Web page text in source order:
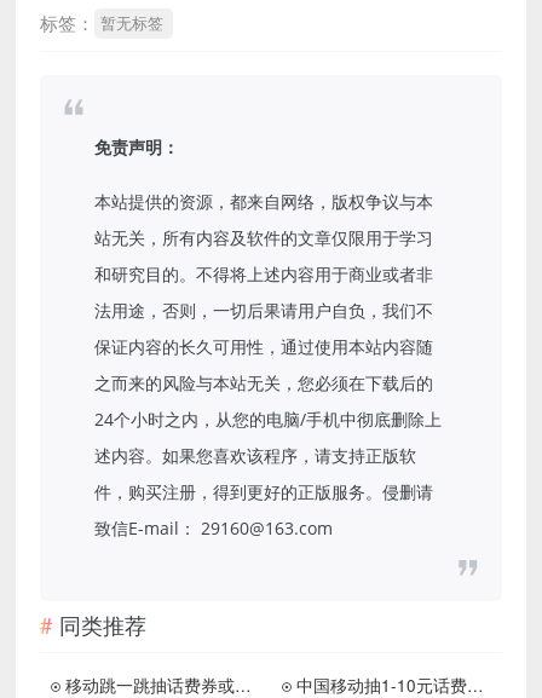
标签： 暂无标签
免责声明：
本站提供的资源，都来自网络，版权争议与本
站无关，所有内容及软件的文章仅限用于学习
和研究目的。不得将上述内容用于商业或者非
法用途，否则，一切后果请用户自负，我们不
保证内容的长久可用性，通过使用本站内容随
之而来的风险与本站无关，您必须在下载后的
24个小时之内，从您的电脑/手机中彻底删除上
述内容。如果您喜欢该程序，请支持正版软
件，购买注册，得到更好的正版服务。侵删请
致信E-mail： 29160@163.com
同类推荐
移动跳一跳抽话费券或流量券
中国移动抽1-10元话费和流量 秒到账